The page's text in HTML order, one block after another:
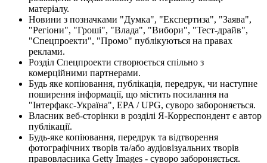
матеріалу.
Новини з позначками "Думка", "Експертиза", "Заява",
"Регіони", "Гроші", "Влада", "Вибори", "Тест-драйв",
"Спецпроекти", "Промо" публікуються на правах
реклами.
Розділ Спецпроекти створюється спільно з
комерційними партнерами.
Будь яке копіювання, публікація, передрук, чи наступне
поширення інформації, що містить посилання на
"Інтерфакс-Україна", EPA / UPG, суворо забороняється.
Власник веб-сторінки в розділі Я-Корреспондент є автор
публікації.
Будь-яке копіювання, передрук та відтворення
фотографічних творів та/або аудіовізуальних творів
правовласника Getty Images - суворо забороняється.